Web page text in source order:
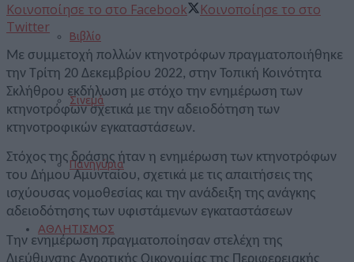
Βιβλίο
Σινεμά
Πανηγύρια
ΑΘΛΗΤΙΣΜΟΣ
Κοινοποίησε το στο Facebook
Κοινοποίησε το στο
Twitter
Με συμμετοχή πολλών κτηνοτρόφων πραγματοποιήθηκε
την Τρίτη 20 Δεκεμβρίου 2022, στην Τοπική Κοινότητα
Σκλήθρου εκδήλωση με στόχο την ενημέρωση των
κτηνοτρόφων σχετικά με την αδειοδότηση των
κτηνοτροφικών εγκαταστάσεων.
Στόχος της δράσης ήταν η ενημέρωση των κτηνοτρόφων
του Δήμου Αμυνταίου, σχετικά με τις απαιτήσεις της
ισχύουσας νομοθεσίας και την ανάδειξη της ανάγκης
αδειοδότησης των υφιστάμενων εγκαταστάσεων
Την ενημέρωση πραγματοποίησαν στελέχη της